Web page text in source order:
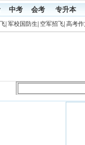
中考 会考 专升本
| 军校国防生 空军招飞| 高考作